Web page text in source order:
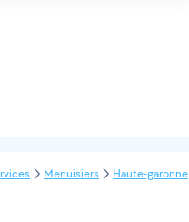
Menuisiers
Haute-garonne